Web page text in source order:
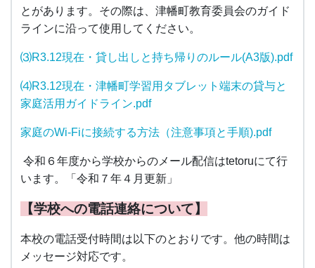
とがあります。その際は、津幡町教育委員会のガイド
ラインに沿って使用してください。
⑶R3.12現在・貸し出しと持ち帰りのルール(A3版).pdf
⑷R3.12現在・津幡町学習用タブレット端末の貸与と
家庭活用ガイドライン.pdf
家庭のWi-Fiに接続する方法（注意事項と手順).pdf
令和６年度から学校からのメール配信はtetoruにて行
います。「令和７年４月更新」
【学校への電話連絡について】
本校の電話受付時間は以下のとおりです。他の時間は
メッセージ対応です。